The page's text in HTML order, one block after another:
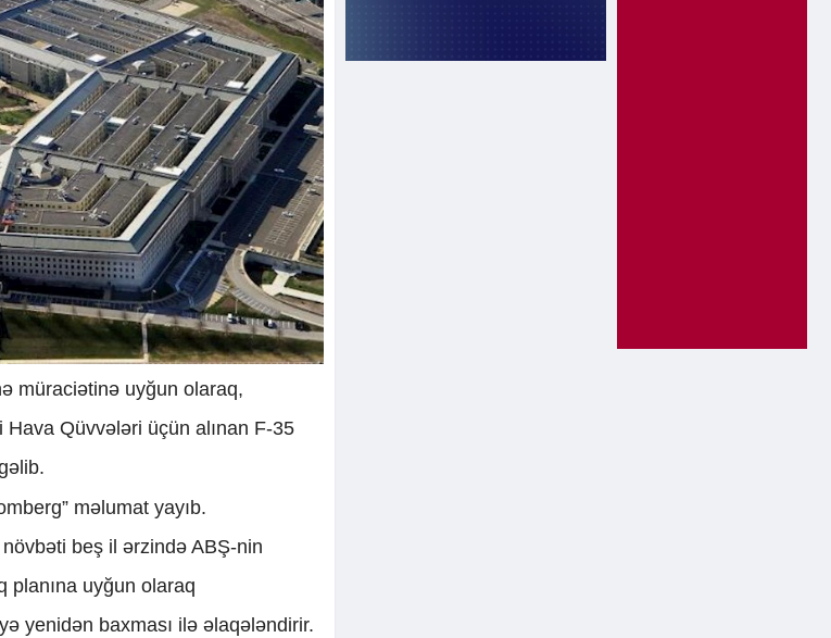
müraciətinə uyğun olaraq,
Hava Qüvvələri üçün alınan F-35
məlumat yayıb.
beş il ərzində ABŞ-nin
planına uyğun olaraq
yenidən baxması ilə əlaqələndirir.